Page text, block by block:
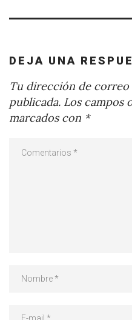
DEJA UNA
Tu dirección de
publicada. Los campos
marcados con *